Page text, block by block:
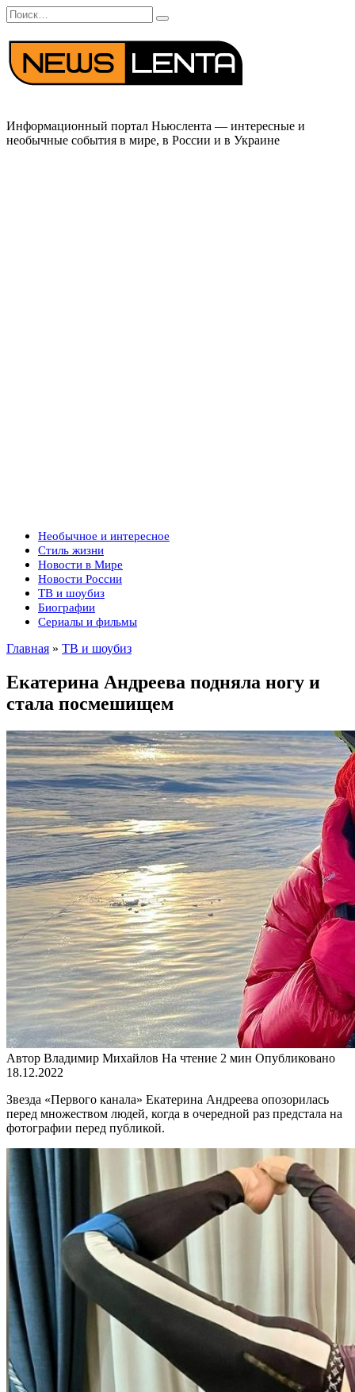
Перейти
к
содержанию
Search
for:
Информационный портал Ньюслента — интересные и
необычные события в мире, в России и в Украине
Необычное и интересное
Стиль жизни
Новости в Мире
Новости России
ТВ и шоубиз
Биографии
Сериалы и фильмы
Главная » ТВ и шоубиз
Екатерина Андреева подняла ногу и
стала посмешищем
Автор Владимир Михайлов На чтение 2 мин Опубликовано
18.12.2022
Звезда «Первого канала» Екатерина Андреева опозорилась
перед множеством людей, когда в очередной раз предстала на
фотографии перед публикой.